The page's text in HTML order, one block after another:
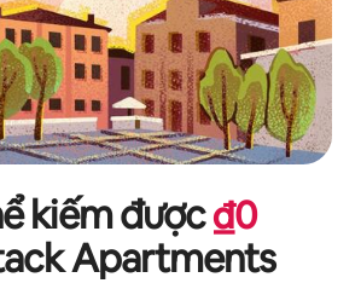
kiếm được₫0
Apartments